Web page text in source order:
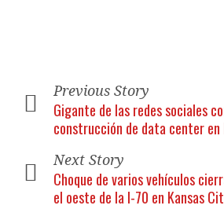
Previous Story
Gigante de las redes sociales
construcción de data center en
Next Story
Choque de varios vehículos
el oeste de la I-70 en Kansas